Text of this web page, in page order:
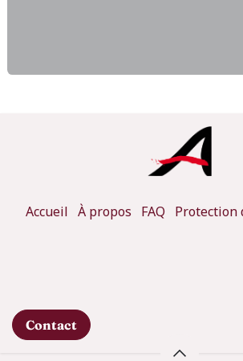
Accueil À propos FAQ Protection
Contact